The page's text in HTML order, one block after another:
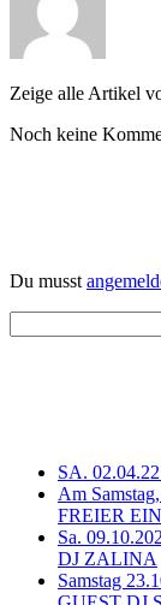
Zeige alle Artikel
Noch keine
Du musst
SA.
Am
FREIER
Sa.
DJ ZALINA
Samstag